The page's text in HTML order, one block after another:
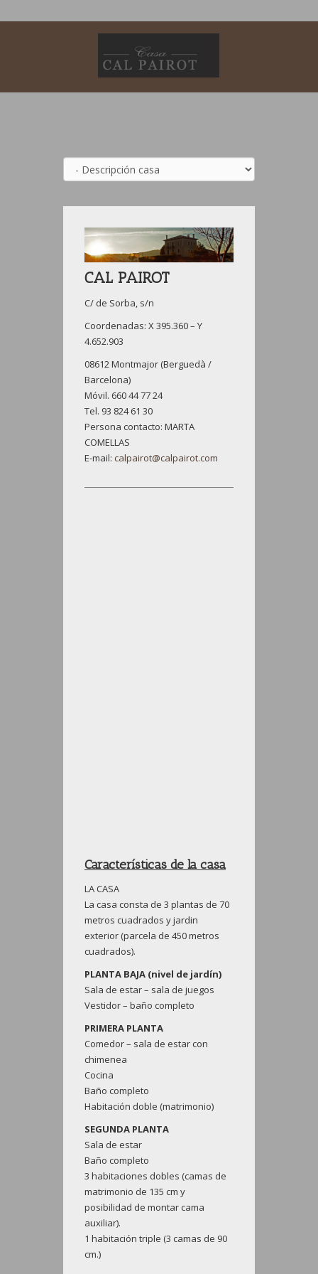
CAL PAIROT
C/ de Sorba, s/n
Coordenadas: X 395.360 – Y
4.652.903
08612 Montmajor (Berguedà /
Barcelona)
Móvil. 660 44 77 24
Tel. 93 824 61 30
Persona contacto: MARTA
COMELLAS
E-mail: calpairot@calpairot.com
Características de la casa
LA CASA
La casa consta de 3 plantas de 70
metros cuadrados y jardin
exterior (parcela de 450 metros
cuadrados).
PLANTA BAJA (nivel de jardín)
Sala de estar – sala de juegos
Vestidor – baño completo
PRIMERA PLANTA
Comedor – sala de estar con
chimenea
Cocina
Baño completo
Habitación doble (matrimonio)
SEGUNDA PLANTA
Sala de estar
Baño completo
3 habitaciones dobles (camas de
matrimonio de 135 cm y
posibilidad de montar cama
auxiliar).
1 habitación triple (3 camas de 90
cm.)